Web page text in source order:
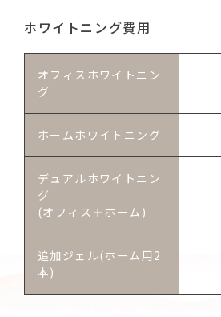
ホワイトニング費用
オフィスホワイトニン
グ
ホームホワイトニング
デュアルホワイトニン
グ
(オフィス＋ホーム)
追加ジェル(ホーム用2
本)